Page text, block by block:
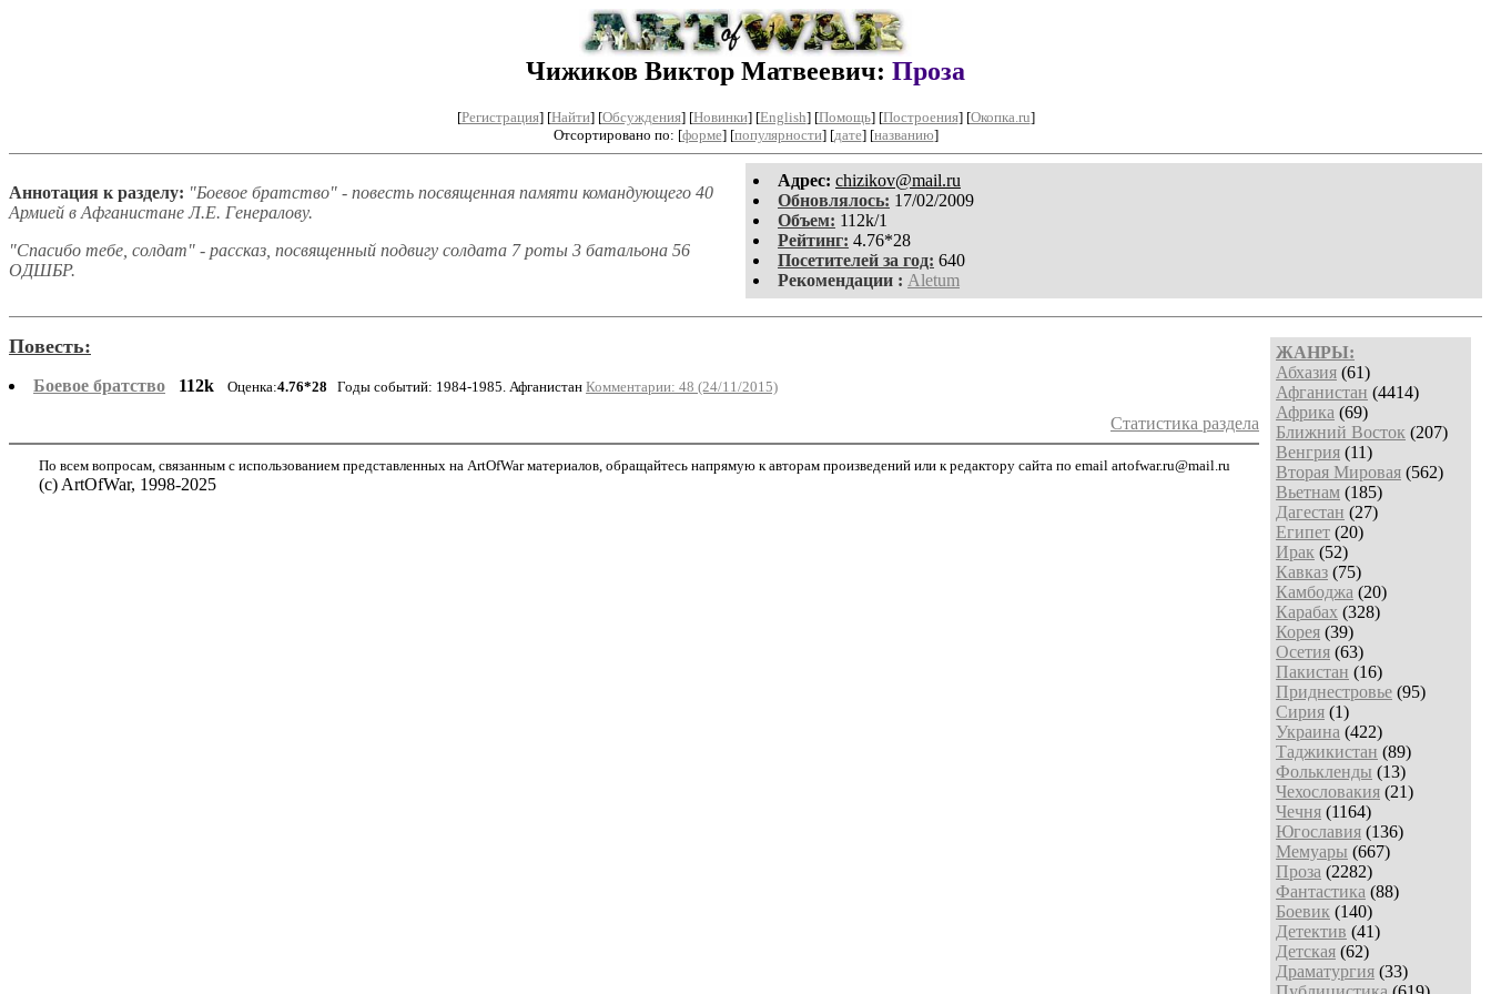
Чижиков Виктор Матвеевич: Проза
[Регистрация] [Найти] [Обсуждения] [Новинки] [English] [Помощь] [Построения] [Окопка.ru]
Отсортировано по: [форме] [популярности] [дате] [названию]
Aдpeс: chizikov@mail.ru
Обновлялось: 17/02/2009
Объем: 112k/1
Рейтинг: 4.76*28
Посетителей за год: 640
Рекомендации : Aletum
Аннотация к разделу: "Боевое братство" - повесть посвященная памяти командующего 40
Армией в Афганистане Л.Е. Генералову.
"Спасибо тебе, солдат" - рассказ, посвященный подвигу солдата 7 роты 3 батальона 56
ОДШБР.
ЖАНРЫ:
Абхазия (61)
Афганистан (4414)
Африка (69)
Ближний Восток (207)
Венгрия (11)
Вторая Мировая (562)
Вьетнам (185)
Дагестан (27)
Египет (20)
Ирак (52)
Кавказ (75)
Камбоджа (20)
Карабах (328)
Корея (39)
Осетия (63)
Пакистан (16)
Приднестровье (95)
Сирия (1)
Украина (422)
Таджикистан (89)
Фолькленды (13)
Чехословакия (21)
Чечня (1164)
Югославия (136)
Мемуары (667)
Проза (2282)
Фантастика (88)
Боевик (140)
Детектив (41)
Детская (62)
Драматургия (33)
Повесть:
Боевое братство 112k Оценка:4.76*28 Годы событий: 1984-1985. Афганистан Комментарии: 48 (24/11/2015)
Статистика раздела
По всем вопросам, связанным с использованием представленных на ArtOfWar материалов, обращайтесь напрямую к авторам произведений или к редактору сайта по email artofwar.ru@mail.ru
(с) ArtOfWar, 1998-2025